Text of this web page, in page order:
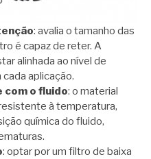
: avalia o tamanho das
é capaz de reter. A
alinhada ao nível de
aplicação.
com o fluido: o material
à temperatura,
química do fluido,
: optar por um filtro de baixa